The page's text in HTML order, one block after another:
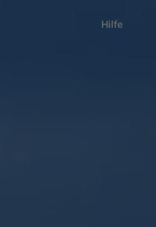
Hilfe